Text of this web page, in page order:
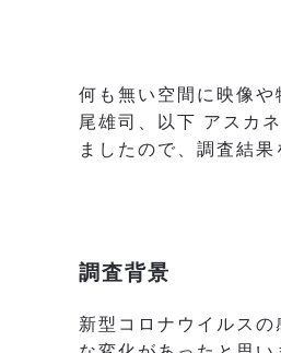
何も無い空間に映像
尾雄司、以下 アスカ
ましたので、調査結果
調査背景
新型コロナウイルス